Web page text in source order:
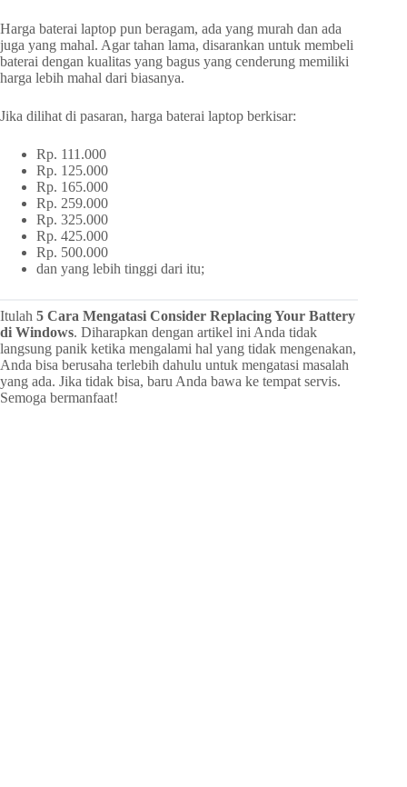
Harga baterai laptop pun beragam, ada yang murah dan ada
juga yang mahal. Agar tahan lama, disarankan untuk membeli
baterai dengan kualitas yang bagus yang cenderung memiliki
harga lebih mahal dari biasanya.
Jika dilihat di pasaran, harga baterai laptop berkisar:
Rp. 111.000
Rp. 125.000
Rp. 165.000
Rp. 259.000
Rp. 325.000
Rp. 425.000
Rp. 500.000
dan yang lebih tinggi dari itu;
Itulah 5 Cara Mengatasi Consider Replacing Your Battery
di Windows. Diharapkan dengan artikel ini Anda tidak
langsung panik ketika mengalami hal yang tidak mengenakan,
Anda bisa berusaha terlebih dahulu untuk mengatasi masalah
yang ada. Jika tidak bisa, baru Anda bawa ke tempat servis.
Semoga bermanfaat!